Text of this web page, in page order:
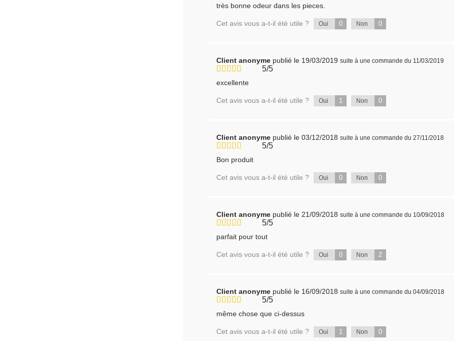
très bonne odeur dans les pieces.
Cet avis vous a-t-il été utile ? Oui 0 Non 0
Client anonyme publié le 19/03/2019 suite à une commande du 11/03/2019
5/5
excellente
Cet avis vous a-t-il été utile ? Oui 1 Non 0
Client anonyme publié le 03/12/2018 suite à une commande du 27/11/2018
5/5
Bon produit
Cet avis vous a-t-il été utile ? Oui 0 Non 0
Client anonyme publié le 21/09/2018 suite à une commande du 10/09/2018
5/5
parfait pour tout
Cet avis vous a-t-il été utile ? Oui 0 Non 2
Client anonyme publié le 16/09/2018 suite à une commande du 04/09/2018
5/5
même chose que ci-dessus
Cet avis vous a-t-il été utile ? Oui 1 Non 0